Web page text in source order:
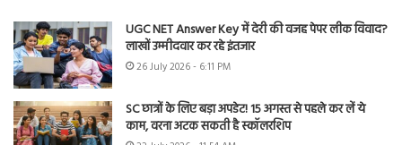
UGC NET Answer Key में देरी की वजह पेपर लीक विवाद?
लाखों उम्मीदवार कर रहे इंतजार
26 July 2026 - 6:11 PM
SC छात्रों के लिए बड़ा अपडेट! 15 अगस्त से पहले कर लें ये
काम, वरना अटक सकती है स्कॉलरशिप